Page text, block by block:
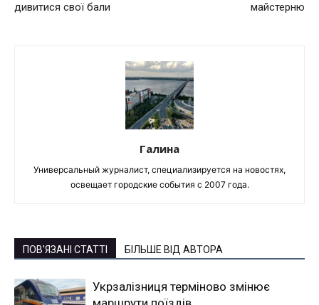
дивитися свої бали
майстерню
Галина
Универсальный журналист, специализируется на новостях,
освещает городские события с 2007 года.
ПОВ'ЯЗАНІ СТАТТІ БІЛЬШЕ ВІД АВТОРА
Укрзалізниця терміново змінює